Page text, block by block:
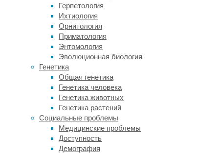
Герпетология
Ихтиология
Орнитология
Приматология
Энтомология
Эволюционная биология
Генетика
Общая генетика
Генетика человека
Генетика животных
Генетика растений
Социальные проблемы
Медицинские проблемы
Доступность
Демография
служат
маскировкой,
есть
получается
что-
вроде
передвижной
засады:
флейторыла
рыбой